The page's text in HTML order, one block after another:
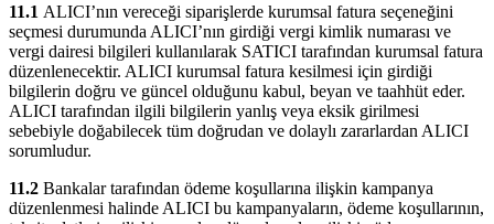
11.1 ALICI’nın vereceği siparişlerde kurumsal fatura seçeneğini
seçmesi durumunda ALICI’nın girdiği vergi kimlik numarası ve
vergi dairesi bilgileri kullanılarak SATICI tarafından kurumsal fatura
düzenlenecektir. ALICI kurumsal fatura kesilmesi için girdiği
bilgilerin doğru ve güncel olduğunu kabul, beyan ve taahhüt eder.
ALICI tarafından ilgili bilgilerin yanlış veya eksik girilmesi
sebebiyle doğabilecek tüm doğrudan ve dolaylı zararlardan ALICI
sorumludur.
11.2 Bankalar tarafından ödeme koşullarına ilişkin kampanya
düzenlenmesi halinde ALICI bu kampanyaların, ödeme koşullarının,